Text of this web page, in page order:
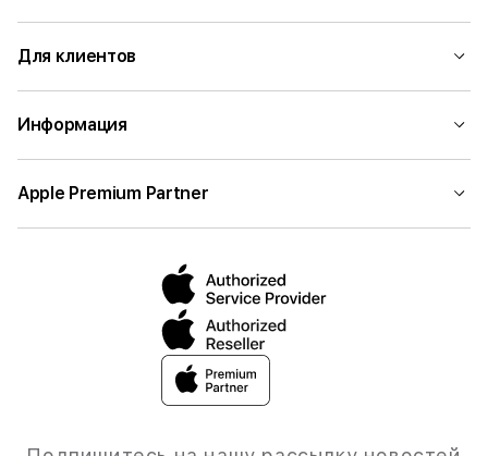
Для клиентов
Информация
Apple Premium Partner